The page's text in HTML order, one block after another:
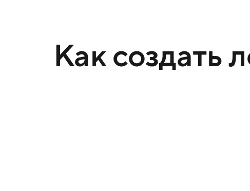
Как создать